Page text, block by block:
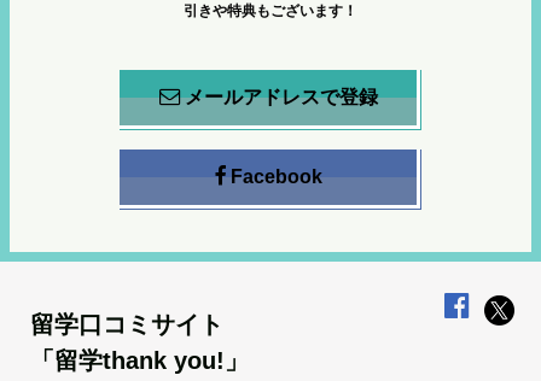
引きや特典もございます！
メールアドレスで登録
Facebook
留学口コミサイト
「留学thank you!」